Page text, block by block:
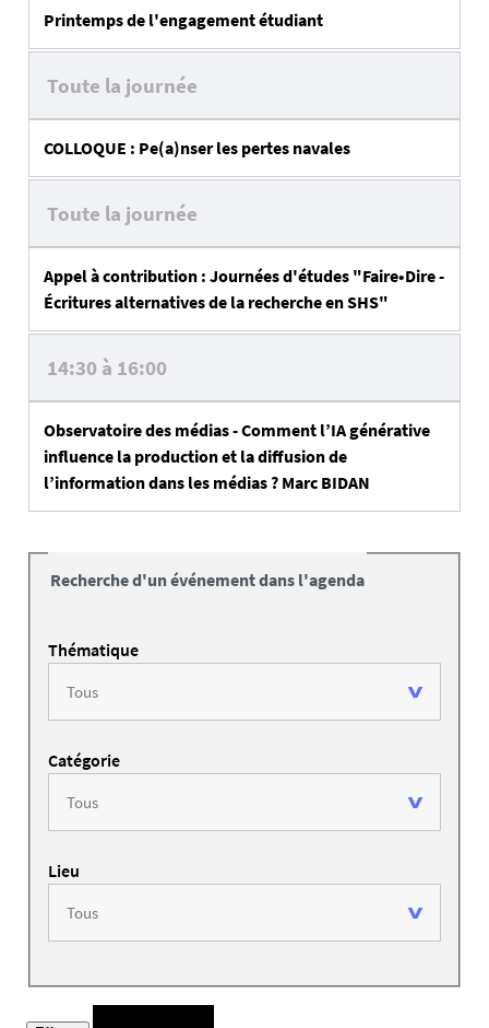
Printemps de l'engagement étudiant
Toute la journée
COLLOQUE : Pe(a)nser les pertes navales
Toute la journée
Appel à contribution : Journées d'études "Faire•Dire -
Écritures alternatives de la recherche en SHS"
14:30 à 16:00
Observatoire des médias - Comment l’IA générative
influence la production et la diffusion de
l’information dans les médias ? Marc BIDAN
Recherche d'un événement dans l'agenda
Thématique
Catégorie
Lieu